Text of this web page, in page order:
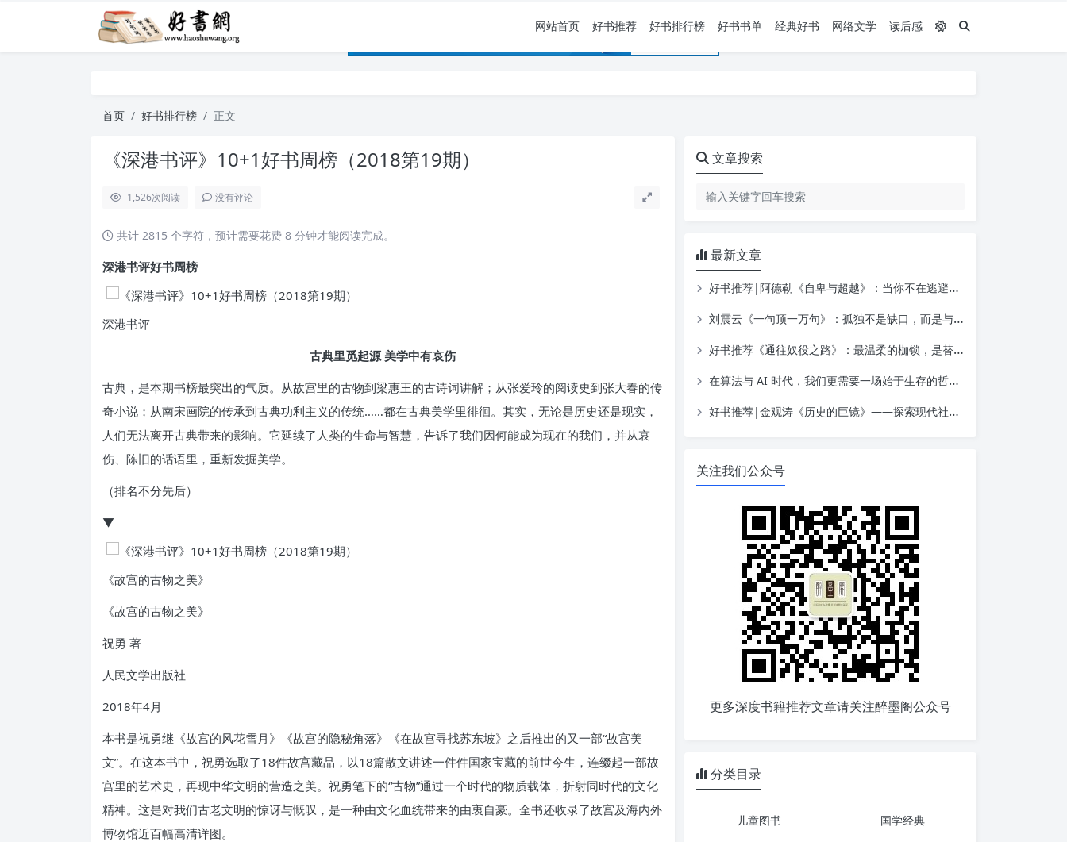
网站首页 好书推荐 好书排行榜 好书书单 经典好书 网络文学 读后感
首页 好书排行榜 正文
《深港书评》10+1好书周榜（2018第19期）
1,526次阅读 没有评论
共计 2815 个字符，预计需要花费 8 分钟才能阅读完成。
深港书评好书周榜
深港书评
古典里觅起源 美学中有哀伤
古典，是本期书榜最突出的气质。从故宫里的古物到梁惠王的古诗词讲解；从张爱玲的阅读史到张大春的传
奇小说；从南宋画院的传承到古典功利主义的传统……都在古典美学里徘徊。其实，无论是历史还是现实，
人们无法离开古典带来的影响。它延续了人类的生命与智慧，告诉了我们因何能成为现在的我们，并从哀
伤、陈旧的话语里，重新发掘美学。
（排名不分先后）
▼
《故宫的古物之美》
《故宫的古物之美》
祝勇 著
人民文学出版社
2018年4月
本书是祝勇继《故宫的风花雪月》《故宫的隐秘角落》《在故宫寻找苏东坡》之后推出的又一部“故宫美
文”。在这本书中，祝勇选取了18件故宫藏品，以18篇散文讲述一件件国家宝藏的前世今生，连缀起一部故
宫里的艺术史，再现中华文明的营造之美。祝勇笔下的“古物”通过一个时代的物质载体，折射同时代的文化
精神。这是对我们古老文明的惊讶与慨叹，是一种由文化血统带来的由衷自豪。全书还收录了故宫及海内外
博物馆近百幅高清详图。
文章搜索
最新文章
好书推荐|阿德勒《自卑与超越》：当你不在逃避自己，一切才真正的开始
刘震云《一句顶一万句》：孤独不是缺口，而是与自己相遇的入口
好书推荐《通往奴役之路》：最温柔的枷锁，是替你做决定的善意
在算法与 AI 时代，我们更需要一场始于生存的哲学觉醒——读金观涛《我的哲学探索》
好书推荐|金观涛《历史的巨镜》——探索现代社会的起源
关注我们公众号
更多深度书籍推荐文章请关注醉墨阁公众号
分类目录
儿童图书 国学经典